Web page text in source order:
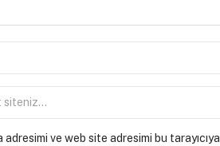
ve web site adresimi bu tarayıcıya